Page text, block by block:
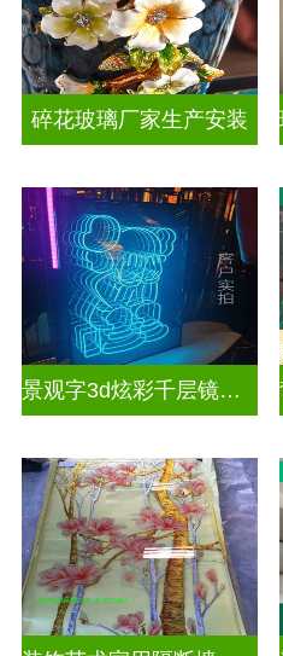
碎花玻璃厂家生产安装
景观字3d炫彩千层镜深渊镜